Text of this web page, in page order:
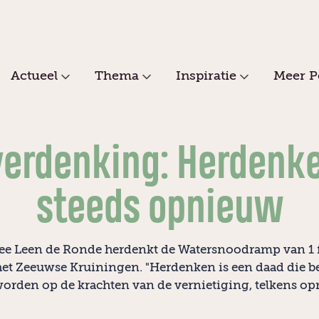
Actueel Thema Inspiratie Meer
steeds opnieuw
Leen de Ronde herdenkt de Watersnoodramp van 1
Zeeuwse Kruiningen. "Herdenken is een daad die
op de krachten van de vernietiging, telkens